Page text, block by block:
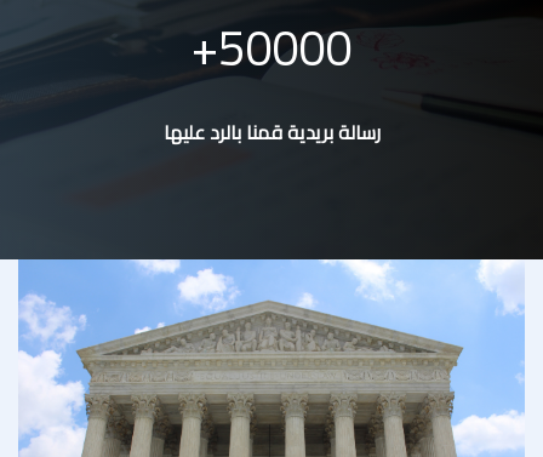
50000
رسالة بريدية قمنا بالرد عليها